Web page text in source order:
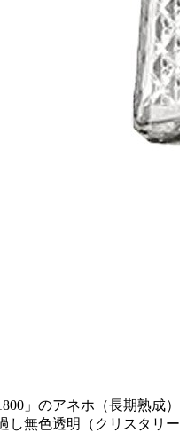
」のアネホ（長期熟成）
し無色透明（クリスタリー